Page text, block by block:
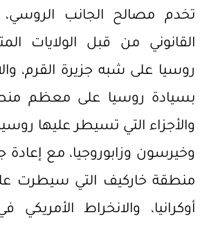
تخدم مصالح الجانب الروسي،
القانوني من قبل الولايات
روسيا على شبه جزيرة القرم،
بسيادة روسيا على معظم
والأجزاء التي تسيطر عليها
وخيرسون وزابوروجيا، مع
منطقة خاركيف التي سيطرت
أوكرانيا، والانخراط